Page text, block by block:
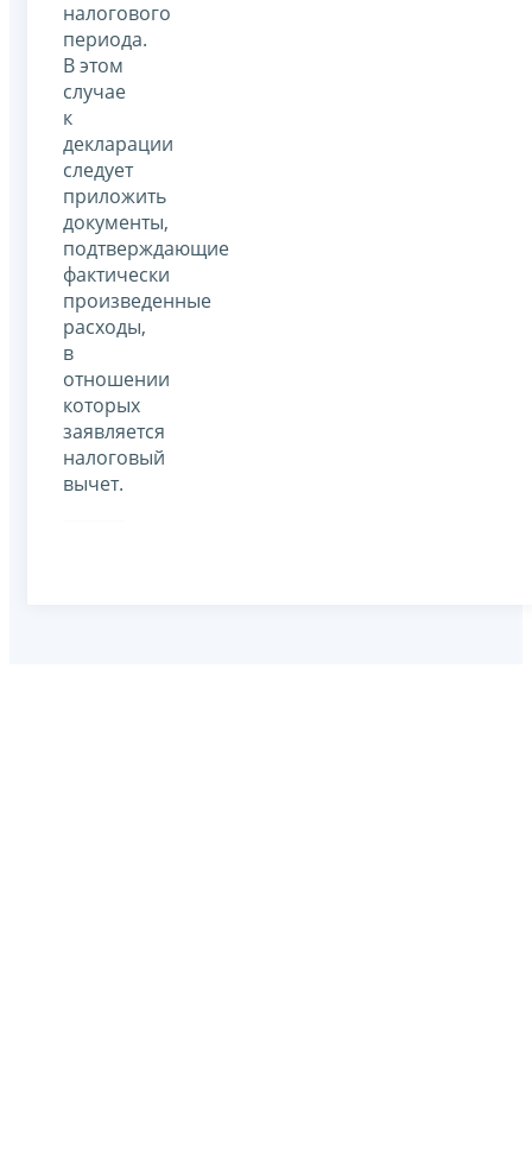
налогового
периода.
В этом
случае
к
декларации
следует
приложить
документы,
подтверждающие
фактически
произведенные
расходы,
в
отношении
которых
заявляется
налоговый
вычет.